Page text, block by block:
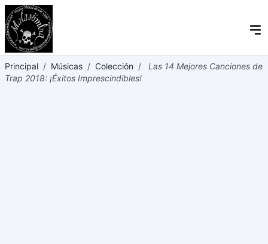
Principal / Músicas / Colección /
Las 14 Mejores Canciones de
Trap 2018: ¡Éxitos Imprescindibles!